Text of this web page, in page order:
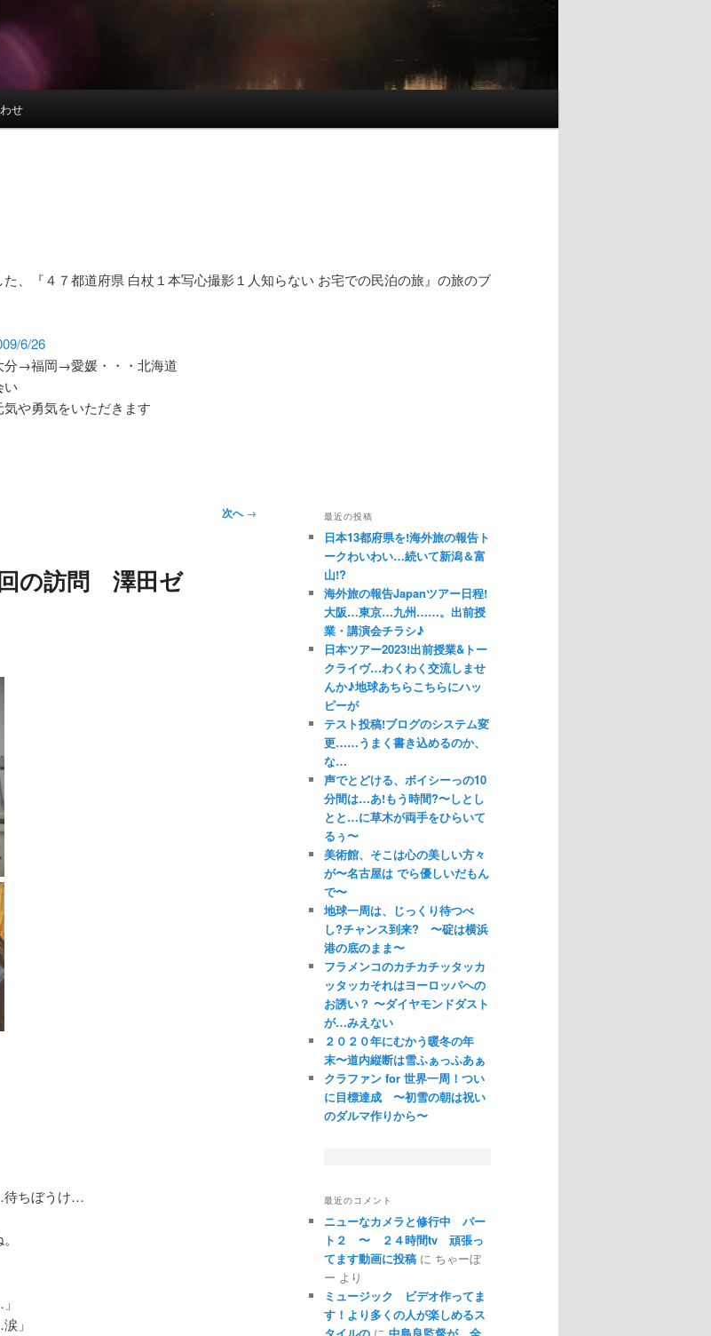
せ
、『４７都道府県 白杖１本写心撮影１人知らない お宅での民泊の旅』の旅のブ
6/26
→福岡→愛媛・・・北海道
い
や勇気をいただきます
次へ→
の訪問 澤田ゼ
待ちぼうけ…
」
最近の投稿
日本13都府県を!海外旅の報告ト
ークわいわい…続いて新潟＆富
山!?
海外旅の報告Japanツアー日程!
大阪…東京…九州……。出前授
業・講演会チラシ♪
日本ツアー2023!出前授業&トー
クライヴ…わくわく交流しませ
んか♪地球あちらこちらにハッ
ピーが
テスト投稿!ブログのシステム変
更……うまく書き込めるのか、
な…
声でとどける、ボイシーっの10
分間は…あ!もう時間?〜しとし
とと…に草木が両手をひらいて
るぅ〜
美術館、そこは心の美しい方々
が〜名古屋は でら優しいだもん
で〜
地球一周は、じっくり待つべ
し?チャンス到来? 〜碇は横浜
港の底のまま〜
フラメンコのカチカチッタッカ
ッタッカそれはヨーロッパへの
お誘い？ 〜ダイヤモンドダスト
が…みえない
２０２０年にむかう暖冬の年
末〜道内縦断は雪ふぁっふあぁ
クラファン for 世界一周！つい
に目標達成 〜初雪の朝は祝い
のダルマ作りから〜
最近のコメント
ニューなカメラと修行中 パー
ト２ 〜 ２４時間tv 頑張っ
てます動画に投稿 に ちゃーぼ
ー より
ミュージック ビデオ作ってま
す！より多くの人が楽しめるス